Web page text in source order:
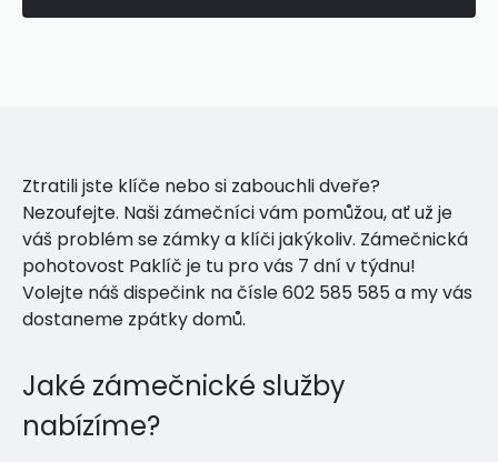
Ztratili jste klíče nebo si zabouchli dveře?
Nezoufejte. Naši zámečníci vám pomůžou, ať už je
váš problém se zámky a klíči jakýkoliv. Zámečnická
pohotovost Paklíč je tu pro vás 7 dní v týdnu!
Volejte náš dispečink na čísle 602 585 585 a my vás
dostaneme zpátky domů.
Jaké zámečnické služby
nabízíme?